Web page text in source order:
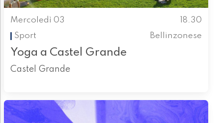
Mercoledì 03
18.30
Sport
Bellinzonese
Yoga a Castel Grande
Castel Grande